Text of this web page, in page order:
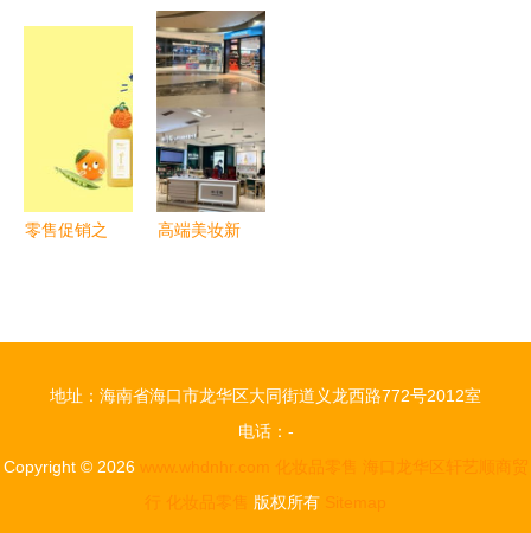
希幻妮
Siihenrry如
何以创新护
肤系列引领
女性消费市
场
零售促销之
高端美妆新
Burberry的
地址：海南省海口市龙华区大同街道义龙西路772号2012室
电话：-
Copyright © 2026 www.whdnhr.com 化妆品零售
海口龙华区轩艺顺商贸
行
化妆品零售 版权所有 Sitemap